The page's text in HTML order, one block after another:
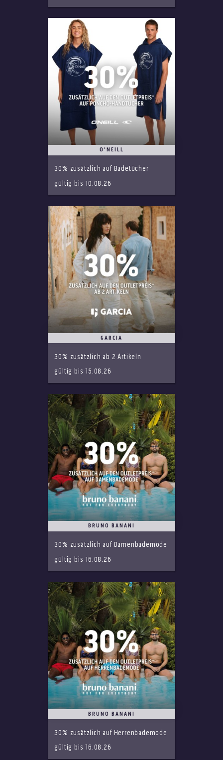
O'NEILL
30% zusätzlich auf Badetücher
gültig bis 10.08.26
GARCIA
30% zusätzlich ab 2 Artikeln
gültig bis 15.08.26
BRUNO BANANI
30% zusätzlich auf Damenbademode
gültig bis 16.08.26
BRUNO BANANI
30% zusätzlich auf Herrenbademode
gültig bis 16.08.26